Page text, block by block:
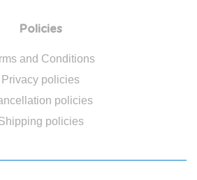
Policies
and Conditions
Privacy policies
policies
policies